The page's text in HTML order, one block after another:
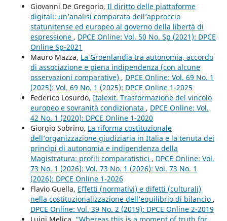
Giovanni De Gregorio, Il diritto delle piattaforme
digitali: un’analisi comparata dell’approccio
statunitense ed europeo al governo della libertà di
espressione , DPCE Online: Vol. 50 No. Sp (2021): DPCE
Online Sp-2021
Mauro Mazza, La Groenlandia tra autonomia, accordo
di associazione e piena indipendenza (con alcune
osservazioni comparative) , DPCE Online: Vol. 69 No. 1
(2025): Vol. 69 No. 1 (2025): DPCE Online 1-2025
Federico Losurdo, Italexit. Trasformazione del vincolo
europeo e sovranità condizionata , DPCE Online: Vol.
42 No. 1 (2020): DPCE Online 1-2020
Giorgio Sobrino, La riforma costituzionale
dell’organizzazione giudiziaria in Italia e la tenuta dei
princìpi di autonomia e indipendenza della
Magistratura: profili comparatistici , DPCE Online: Vol.
73 No. 1 (2026): Vol. 73 No. 1 (2026): Vol. 73 No. 1
(2026): DPCE Online 1-2026
Flavio Guella, Effetti (normativi) e difetti (culturali)
nella costituzionalizzazione dell’equilibrio di bilancio ,
DPCE Online: Vol. 39 No. 2 (2019): DPCE Online 2-2019